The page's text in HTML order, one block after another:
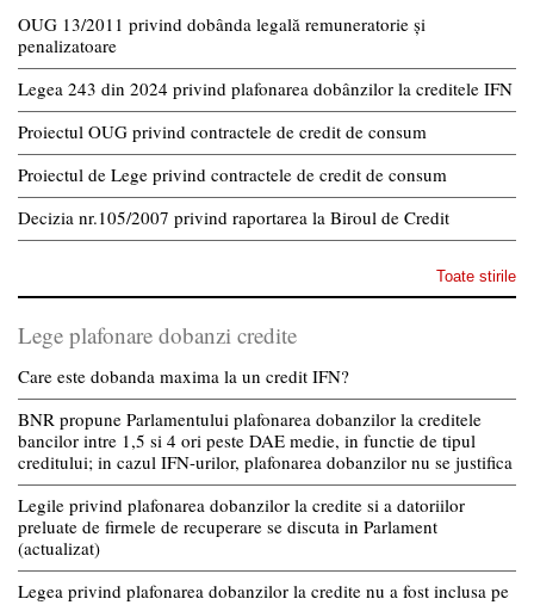
OUG 13/2011 privind dobânda legală remuneratorie și
penalizatoare
Legea 243 din 2024 privind plafonarea dobânzilor la creditele IFN
Proiectul OUG privind contractele de credit de consum
Proiectul de Lege privind contractele de credit de consum
Decizia nr.105/2007 privind raportarea la Biroul de Credit
Toate stirile
Lege plafonare dobanzi credite
Care este dobanda maxima la un credit IFN?
BNR propune Parlamentului plafonarea dobanzilor la creditele
bancilor intre 1,5 si 4 ori peste DAE medie, in functie de tipul
creditului; in cazul IFN-urilor, plafonarea dobanzilor nu se justifica
Legile privind plafonarea dobanzilor la credite si a datoriilor
preluate de firmele de recuperare se discuta in Parlament
(actualizat)
Legea privind plafonarea dobanzilor la credite nu a fost inclusa pe